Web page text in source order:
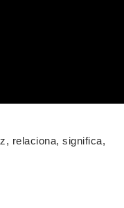
relaciona, significa,